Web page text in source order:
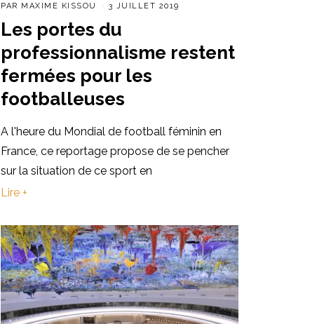
PAR MAXIME KISSOU 3 JUILLET 2019
Les portes du
professionnalisme restent
fermées pour les
footballeuses
A l'heure du Mondial de football féminin en
France, ce reportage propose de se pencher
sur la situation de ce sport en
Lire +